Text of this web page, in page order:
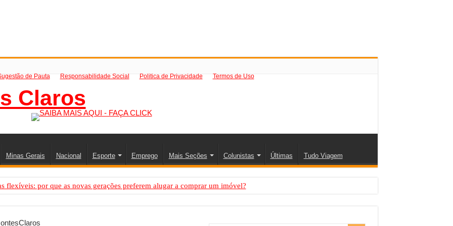
de Pauta Responsabilidade Social Politica de Privacidade Termos de Uso
Minas Gerais Nacional Esporte Emprego Mais Seções Colunistas Últimas Tudo Viagem
flexíveis: por que as novas gerações preferem alugar a comprar um imóvel?
de transfer passeios e traslados em Porto Seguro, Bahia